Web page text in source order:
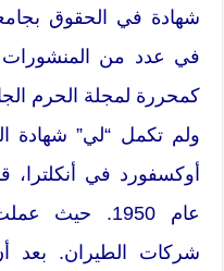
شهادة في الحقوق بجامعة
في عدد من المنشورات
كمحررة لمجلة الحرم
ولم تكمل “لي” شهادة
أوكسفورد في أنكلترا،
عام 1950.
شركات الطيران.